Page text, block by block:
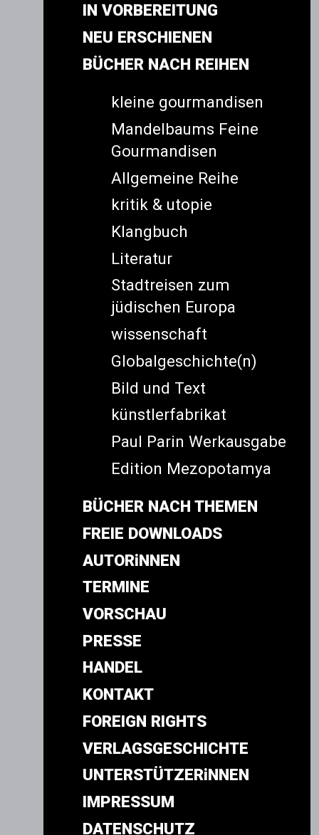
IN VORBEREITUNG
NEU ERSCHIENEN
BÜCHER NACH REIHEN
kleine gourmandisen
Mandelbaums Feine
Gourmandisen
Allgemeine Reihe
kritik & utopie
Klangbuch
Literatur
Stadtreisen zum
jüdischen Europa
wissenschaft
Globalgeschichte(n)
Bild und Text
künstlerfabrikat
Paul Parin Werkausgabe
Edition Mezopotamya
BÜCHER NACH THEMEN
FREIE DOWNLOADS
AUTORiNNEN
TERMINE
VORSCHAU
PRESSE
HANDEL
KONTAKT
FOREIGN RIGHTS
VERLAGSGESCHICHTE
UNTERSTÜTZERiNNEN
IMPRESSUM
DATENSCHUTZ